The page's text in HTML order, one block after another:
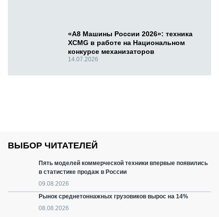
«А8 Машины России 2026»: техника
XCMG в работе на Национальном
конкурсе механизаторов
14.07.2026
ВЫБОР ЧИТАТЕЛЕЙ
Пять моделей коммерческой техники впервые появились
в статистике продаж в России
09.08.2026
Рынок среднетоннажных грузовиков вырос на 14%
08.08.2026